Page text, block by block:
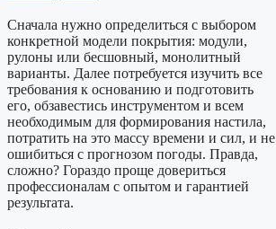
Сначала нужно определиться с выбором
конкретной модели покрытия: модули,
рулоны или бесшовный, монолитный
варианты. Далее потребуется изучить все
требования к основанию и подготовить
его, обзавестись инструментом и всем
необходимым для формирования настила,
потратить на это массу времени и сил, и не
ошибиться с прогнозом погоды. Правда,
сложно? Гораздо проще довериться
профессионалам с опытом и гарантией
результата.